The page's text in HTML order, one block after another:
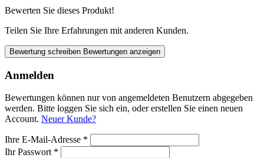
Bewerten Sie dieses Produkt!
Teilen Sie Ihre Erfahrungen mit anderen Kunden.
Bewertung schreiben Bewertungen anzeigen
Anmelden
Bewertungen können nur von angemeldeten Benutzern abgegeben
werden. Bitte loggen Sie sich ein, oder erstellen Sie einen neuen
Account. Neuer Kunde?
Ihre E-Mail-Adresse *
Ihr Passwort *